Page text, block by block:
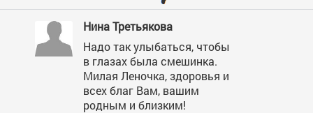
Нина Третьякова
Надо так улыбаться, чтобы
в глазах была смешинка.
Милая Леночка, здоровья и
всех благ Вам, вашим
родным и близким!